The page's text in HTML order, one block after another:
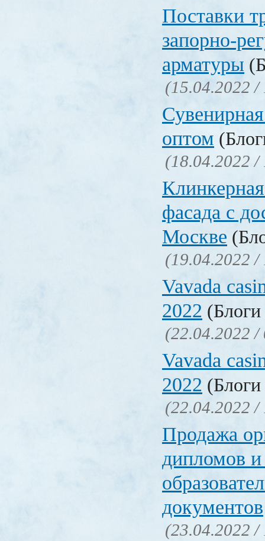
Поставки
запорно-
арматуры
(15.04.2022 /
оптом
(18.04.2022 /
фасада с
Москве
(19.04.2022 /
Vavada
2022
(22.04.2022 /
Vavada
2022
(22.04.2022 /
Продажа
дипломов и
документов
(23.04.2022 /